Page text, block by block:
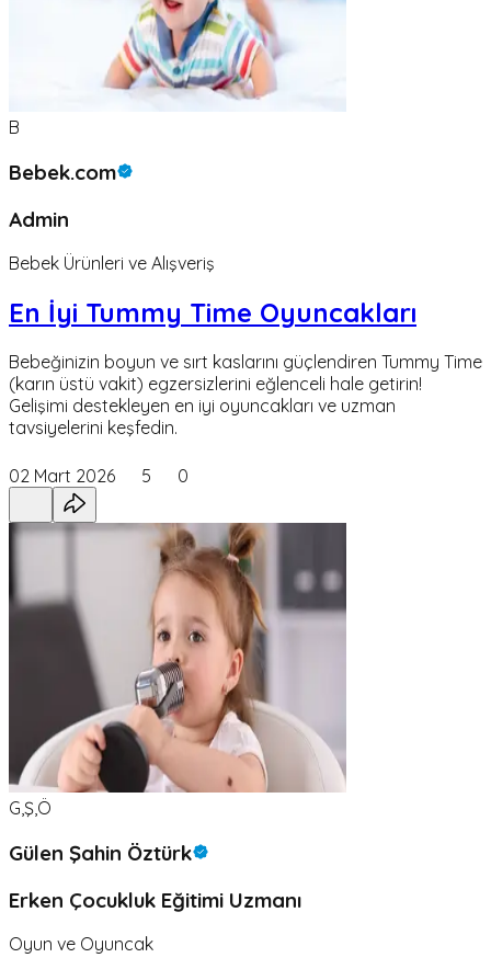
B
Bebek.com
Admin
Bebek Ürünleri ve Alışveriş
En İyi Tummy Time Oyuncakları
Bebeğinizin boyun ve sırt kaslarını güçlendiren Tummy Time
(karın üstü vakit) egzersizlerini eğlenceli hale getirin!
Gelişimi destekleyen en iyi oyuncakları ve uzman
tavsiyelerini keşfedin.
02 Mart 2026 5 0
G,Ş,Ö
Gülen Şahin Öztürk
Erken Çocukluk Eğitimi Uzmanı
Oyun ve Oyuncak